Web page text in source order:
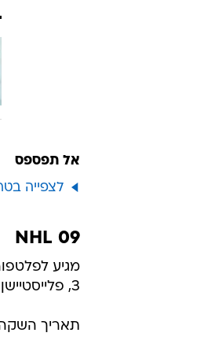
אל תפספס
לצפייה
NHL 09
3, פלייסטיישן 2, המחשב האישי
תאריך השקה: